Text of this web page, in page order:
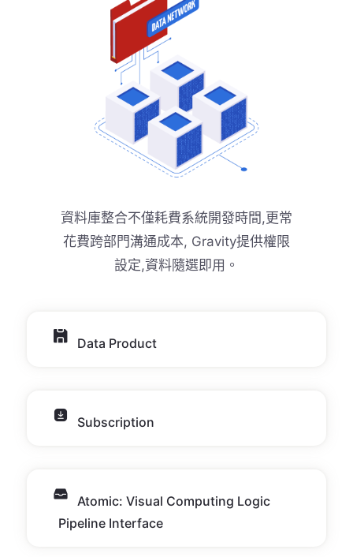
資料庫整合不僅耗費系統開發時間,更常
花費跨部門溝通成本, Gravity提供權限
設定,資料隨選即用。
Data Product
Subscription
Atomic: Visual Computing Logic
Pipeline Interface